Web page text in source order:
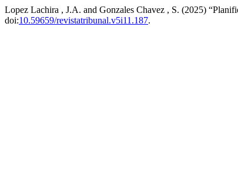
Lopez Lachira , J.A. and Gonzales Chavez , S. (2025)
doi:10.59659/revistatribunal.v5i11.187.